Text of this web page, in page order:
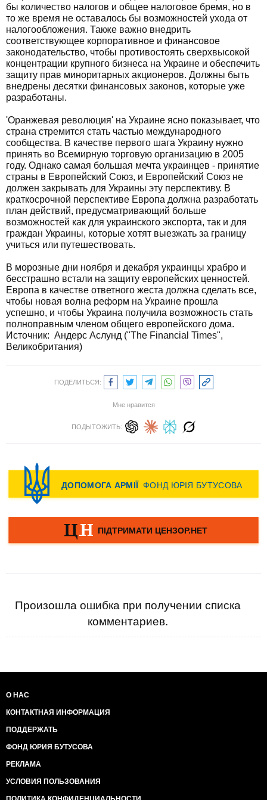
бы количество налогов и общее налоговое бремя, но в
то же время не оставалось бы возможностей ухода от
налогообложения. Также важно внедрить
соответствующее корпоративное и финансовое
законодательство, чтобы противостоять сверхвысокой
концентрации крупного бизнеса на Украине и обеспечить
защиту прав миноритарных акционеров. Должны быть
внедрены десятки финансовых законов, которые уже
разработаны.
'Оранжевая революция' на Украине ясно показывает, что
страна стремится стать частью международного
сообщества. В качестве первого шага Украину нужно
принять во Всемирную торговую организацию в 2005
году. Однако самая большая мечта украинцев - принятие
страны в Европейский Союз, и Европейский Союз не
должен закрывать для Украины эту перспективу. В
краткосрочной перспективе Европа должна разработать
план действий, предусматривающий больше
возможностей как для украинского экспорта, так и для
граждан Украины, которые хотят выезжать за границу
учиться или путешествовать.
В морозные дни ноября и декабря украинцы храбро и
бесстрашно встали на защиту европейских ценностей.
Европа в качестве ответного жеста должна сделать все,
чтобы новая волна реформ на Украине прошла
успешно, и чтобы Украина получила возможность стать
полноправным членом общего европейского дома.
Источник: Андерс Аслунд ("The Financial Times",
Великобритания)
ПОДЕЛИТЬСЯ:
Мне нравится
ПОДЫТОЖИТЬ:
Произошла ошибка при получении списка
комментариев.
О НАС
КОНТАКТНАЯ ИНФОРМАЦИЯ
ПОДДЕРЖАТЬ
ФОНД ЮРИЯ БУТУСОВА
РЕКЛАМА
УСЛОВИЯ ПОЛЬЗОВАНИЯ